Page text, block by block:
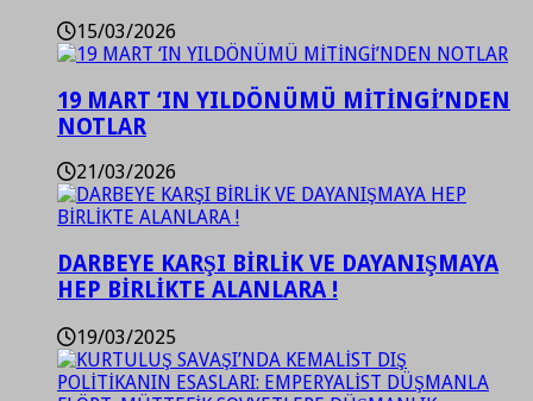
15/03/2026
19 MART ‘IN YILDÖNÜMÜ MİTİNGİ’NDEN
NOTLAR
21/03/2026
DARBEYE KARŞI BİRLİK VE DAYANIŞMAYA
HEP BİRLİKTE ALANLARA !
19/03/2025